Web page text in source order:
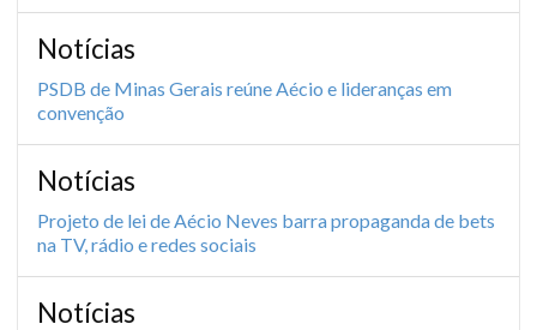
Notícias
PSDB de Minas Gerais reúne Aécio e lideranças em
convenção
Notícias
Projeto de lei de Aécio Neves barra propaganda de bets
na TV, rádio e redes sociais
Notícias